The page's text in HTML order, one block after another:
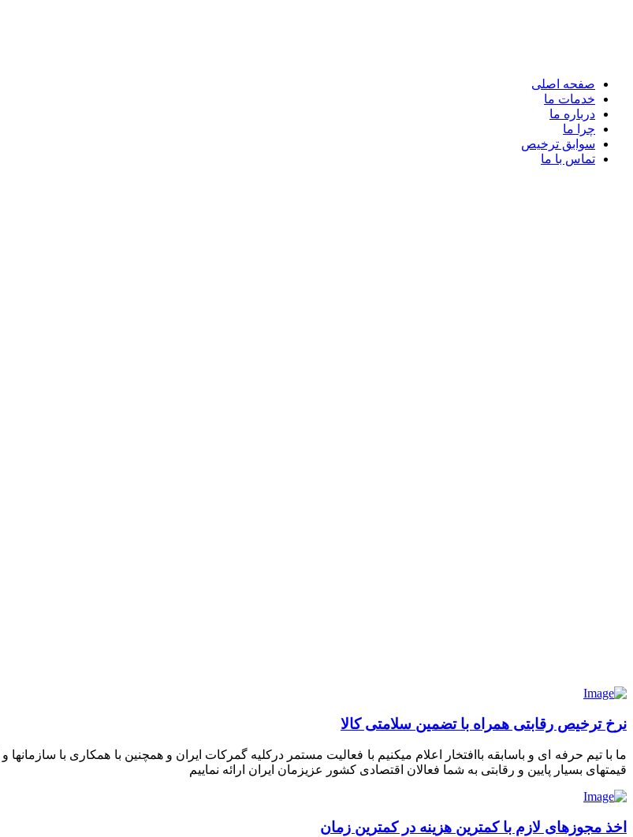
صفحه اصلی
خدمات ما
درباره ما
چرا ما
سوابق ترخیص
تماس با ما
نرخ ترخیص رقابتی همراه با تضمین سلامتی کالا
ما با تیم حرفه ای و باسابقه باافتخار اعلام میکنیم با فعالیت مستمر درکلیه گمرکات ایران و همچنین با همکاری با
قیمتهای بسیار پایین و رقابتی به شما فعالان اقتصادی کشور عزیزمان ایران ارائه نماییم
اخذ مجوزهای لازم با کمترین هزینه در کمترین زمان